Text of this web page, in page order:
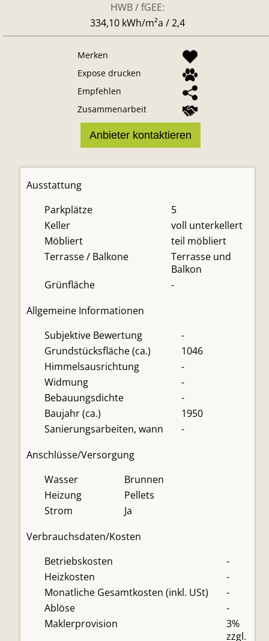
HWB / fGEE:
334,10 kWh/m²a / 2,4
Merken
Expose drucken
Empfehlen
Zusammenarbeit
Anbieter kontaktieren
Ausstattung
Parkplätze
5
Keller
voll unterkellert
Möbliert
teil möbliert
Terrasse / Balkone
Terrasse und
Balkon
Grünfläche
-
Allgemeine Informationen
Subjektive Bewertung
-
Grundstücksfläche (ca.)
1046
Himmelsausrichtung
-
Widmung
-
Bebauungsdichte
-
Baujahr (ca.)
1950
Sanierungsarbeiten, wann
-
Anschlüsse/Versorgung
Wasser
Brunnen
Heizung
Pellets
Strom
Ja
Verbrauchsdaten/Kosten
Betriebskosten
-
Heizkosten
-
Monatliche Gesamtkosten (inkl. USt)
-
Ablöse
-
Maklerprovision
3%
zzgl.